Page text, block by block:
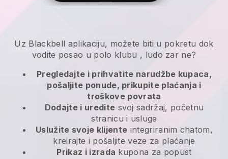
Uz Blackbell aplikaciju, možete biti u pokretu dok
vodite posao u polo klubu , ludo zar ne?
Pregledajte i prihvatite narudžbe kupaca,
pošaljite ponude, prikupite plaćanja i
troškove povrata
Dodajte i uredite svoj sadržaj, početnu
stranicu i usluge
Uslužite svoje klijente integriranim chatom,
kreirajte i pošaljite veze za plaćanje
Prikaz i izrada kupona za popust